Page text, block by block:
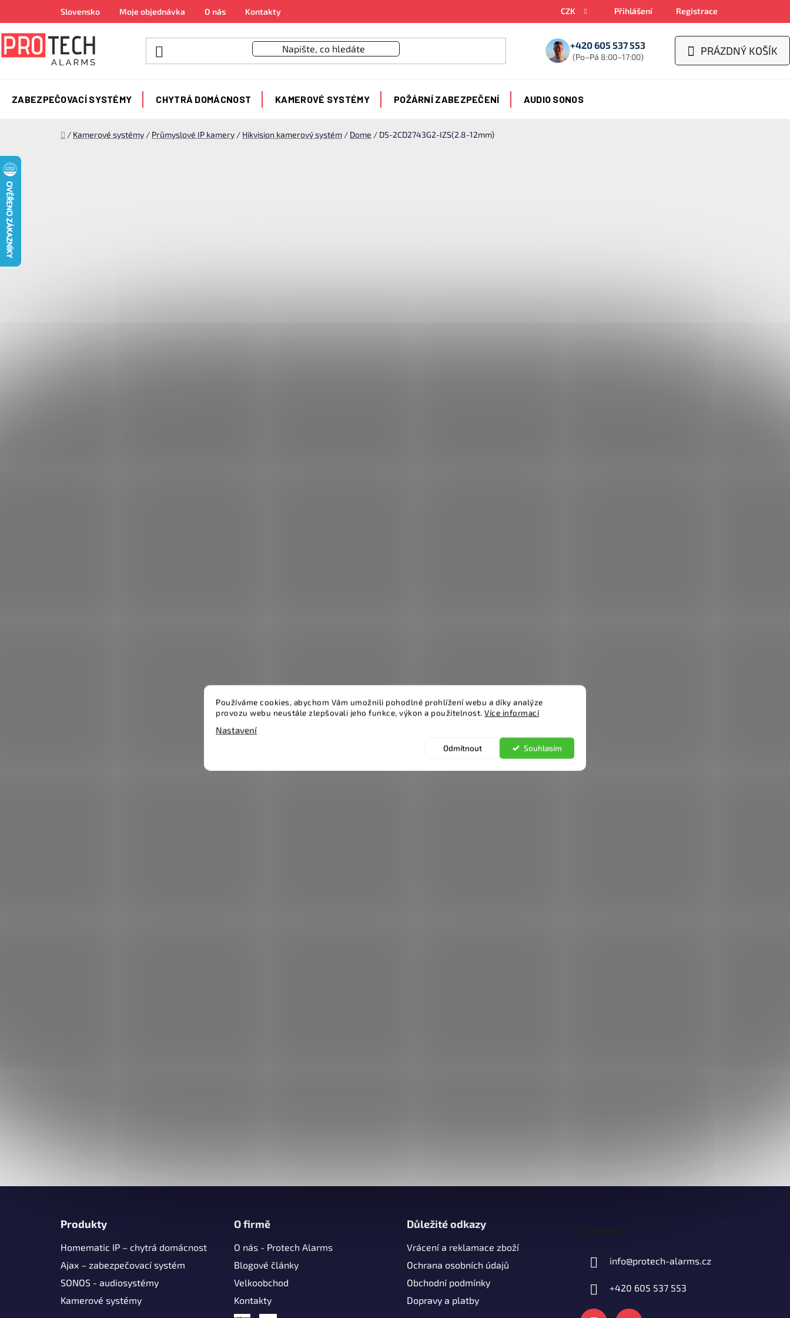
Používáme cookies, abychom Vám umožnili pohodlné prohlížení webu a díky analýze
provozu webu neustále zlepšovali jeho funkce, výkon a použitelnost. Více informací
Nastavení
Odmítnout Souhlasím
obsah
Slovensko Moje objednávka O nás Kontakty CZK Přihlášení Registrace
+420 605 537 553
(Po–Pá 8:00–17:00)
NÁKUPNÍ
PRÁZDNÝ KOŠÍK
ZABEZPEČOVACÍ SYSTÉMY CHYTRÁ DOMÁCNOST KAMEROVÉ SYSTÉMY POŽÁRNÍ ZABEZPEČENÍ AUDIO SONOS
Domů
/ Kamerové systémy / Průmyslové IP kamery / Hikvision kamerový systém / Dome / DS-2CD2743G2-IZS(2.8-12mm)
Produkty
Homematic IP – chytrá domácnost
Ajax – zabezpečovací systém
SONOS - audiosystémy
Kamerové systémy
O firmě
O nás - Protech Alarms
Blogové články
Velkoobchod
Kontakty
Důležité odkazy
Vrácení a reklamace zboží
Ochrana osobních údajů
Obchodní podmínky
Dopravy a platby
Kontakt
info@protech-alarms.cz
+420 605 537 553